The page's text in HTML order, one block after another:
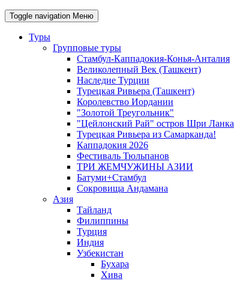
Toggle navigation Меню
Туры
Групповые туры
Стамбул-Каппадокия-Конья-Анталия
Великолепный Век (Ташкент)
Наследие Турции
Турецкая Ривьера (Ташкент)
Королевство Иордании
"Золотой Треугольник"
"Цейлонский Рай" остров Шри Ланка
Турецкая Ривьера из Самарканда!
Каппадокия 2026
Фестиваль Тюльпанов
ТРИ ЖЕМЧУЖИНЫ АЗИИ
Батуми+Стамбул
Сокровища Андамана
Азия
Тайланд
Филиппины
Турция
Индия
Узбекистан
Бухара
Хива